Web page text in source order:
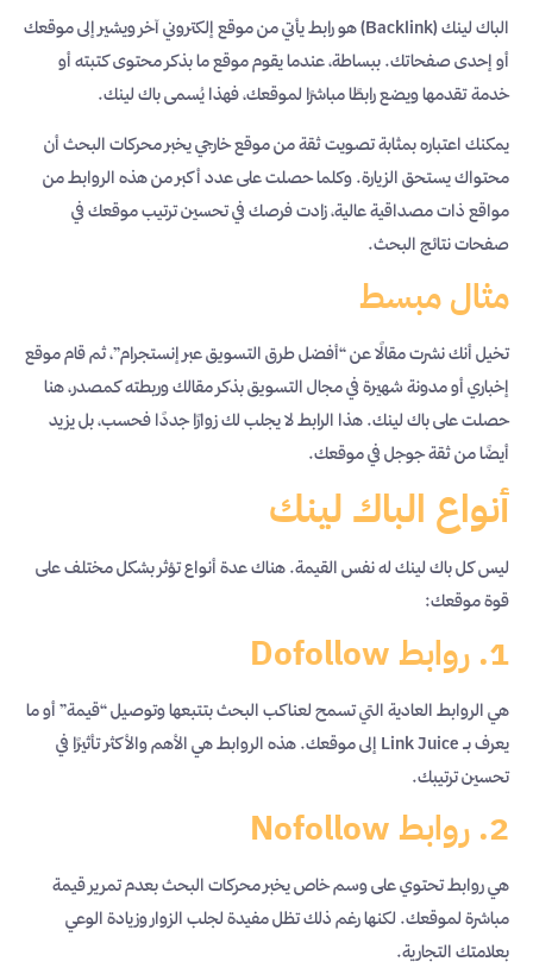
الباك لينك (Backlink) هو رابط يأتي من موقع إلكتروني آخر ويشير إلى موقعك
أو إحدى صفحاتك. ببساطة، عندما يقوم موقع ما بذكر محتوى كتبته أو
خدمة تقدمها ويضع رابطًا مباشرًا لموقعك، فهذا يُسمى باك لينك.
يمكنك اعتباره بمثابة تصويت ثقة من موقع خارجي يخبر محركات البحث أن
محتواك يستحق الزيارة. وكلما حصلت على عدد أكبر من هذه الروابط من
مواقع ذات مصداقية عالية، زادت فرصك في تحسين ترتيب موقعك في
صفحات نتائج البحث.
مثال مبسط
تخيل أنك نشرت مقالًا عن “أفضل طرق التسويق عبر إنستجرام”، ثم قام موقع
إخباري أو مدونة شهيرة في مجال التسويق بذكر مقالك وربطته كمصدر، هنا
حصلت على باك لينك. هذا الرابط لا يجلب لك زوارًا جددًا فحسب، بل يزيد
أيضًا من ثقة جوجل في موقعك.
أنواع الباك لينك
ليس كل باك لينك له نفس القيمة. هناك عدة أنواع تؤثر بشكل مختلف على
قوة موقعك:
1. روابط Dofollow
هي الروابط العادية التي تسمح لعناكب البحث بتتبعها وتوصيل “قيمة” أو ما
يعرف بـ Link Juice إلى موقعك. هذه الروابط هي الأهم والأكثر تأثيرًا في
تحسين ترتيبك.
2. روابط Nofollow
هي روابط تحتوي على وسم خاص يخبر محركات البحث بعدم تمرير قيمة
مباشرة لموقعك. لكنها رغم ذلك تظل مفيدة لجلب الزوار وزيادة الوعي
بعلامتك التجارية.